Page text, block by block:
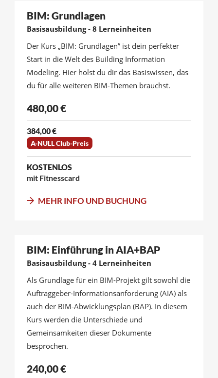
BIM: Grundlagen
Basisausbildung - 8 Lerneinheiten
Der Kurs „BIM: Grundlagen” ist dein perfekter
Start in die Welt des Building Information
Modeling. Hier holst du dir das Basiswissen, das
du für alle weiteren BIM-Themen brauchst.
480,00 €
384,00 €
A-NULL Club-Preis
KOSTENLOS
mit Fitnesscard
MEHR INFO UND BUCHUNG
BIM: Einführung in AIA+BAP
Basisausbildung - 4 Lerneinheiten
Als Grundlage für ein BIM-Projekt gilt sowohl die
Auftraggeber-Informationsanforderung (AIA) als
auch der BIM-Abwicklungsplan (BAP). In diesem
Kurs werden die Unterschiede und
Gemeinsamkeiten dieser Dokumente
besprochen.
240,00 €